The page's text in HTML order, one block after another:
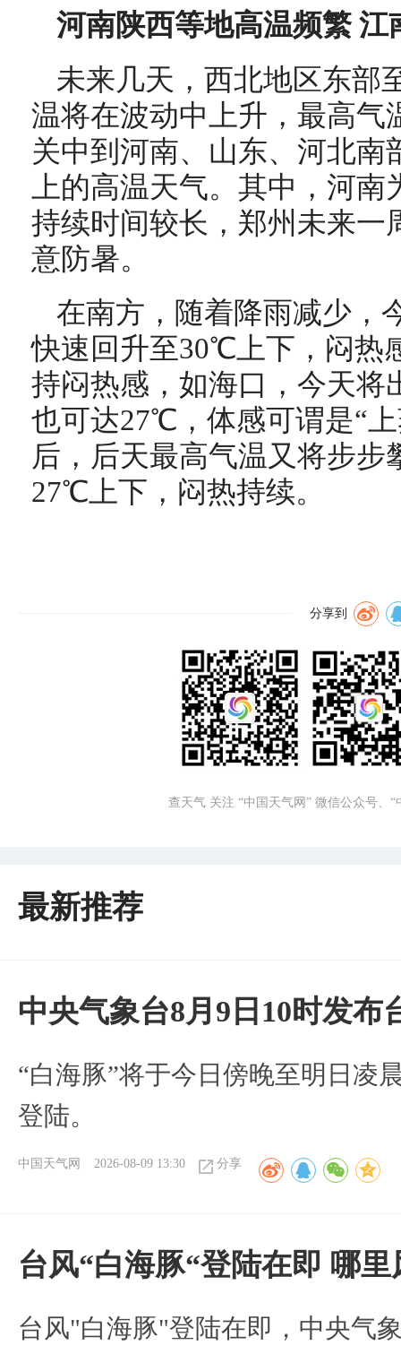
河南陕西等地高温频繁
未来几天，西北地区东部
温将在波动中上升，最高
关中到河南、山东、河北
上的高温天气。其中，河
持续时间较长，郑州未来一
意防暑。
在南方，随着降雨减少，
快速回升至30℃上下，闷热
持闷热感，如海口，今天将
也可达27℃，体感可谓是“
后，后天最高气温又将步步
27℃上下，闷热持续。
分享到
查天气 关注 “中国天气网” 微信公众号、
最新推荐
中央气象台8月9日10时发布
“白海豚”将于今日傍晚至明日凌
登陆。
中国天气网 2026-08-09 13:30 分享
台风“白海豚“登陆在即 哪
台风"白海豚"登陆在即，中央气